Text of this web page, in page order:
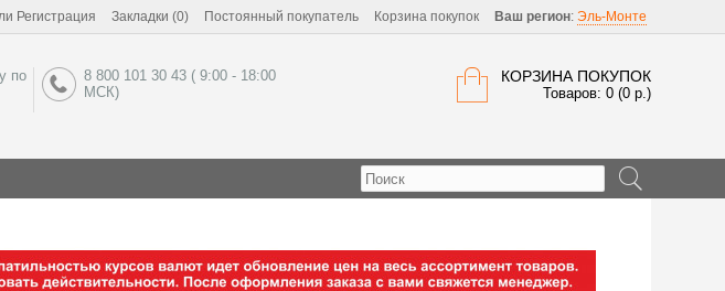
Регистрация Закладки (0) Постоянный покупатель Корзина покупок Ваш регион: Эль-Монте
КОРЗИНА ПОКУПОК
Товаров: 0 (0 р.)
по
8 800 101 30 43 ( 9:00 - 18:00
МСК)